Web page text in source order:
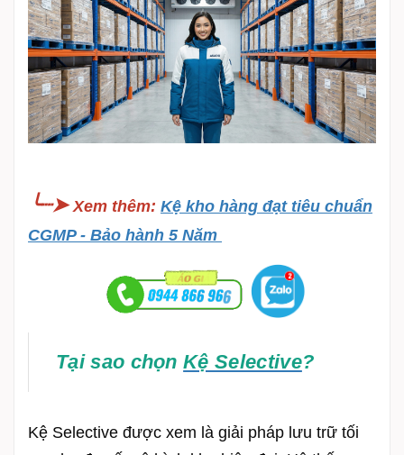
╰┈➤Xem thêm: Kệ kho hàng đạt tiêu chuẩn
CGMP - Bảo hành 5 Năm
Tại sao chọnKệ Selective?
Kệ Selective được xem là giải pháp lưu trữ tối